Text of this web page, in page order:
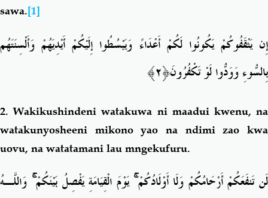
sawa.[1]
إِن يَثْقَفُوكُمْ يَكُونُوا لَكُمْ أَعْدَاءً وَيَبْسُطُوا إِلَيْكُمْ أَيْدِيَهُمْ وَأَلْسِنَتَهُم
بِالسُّوءِ وَوَدُّوا لَوْ تَكْفُرُونَ﴿٢﴾
2.Wakikushindeni watakuwa ni maadui kwenu, na
watakunyosheeni mikono yao na ndimi zao kwa
uovu, na watatamani lau mngekufuru.
لَن تَنفَعَكُمْ أَرْحَامُكُمْ وَلَا أَوْلَادُكُمْۚيَوْمَ الْقِيَامَةِ يَفْصِلُ بَيْنَكُمْۚ وَاللَّـهُ